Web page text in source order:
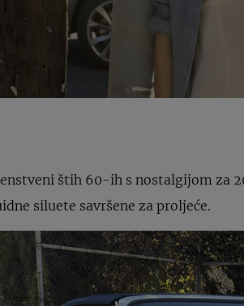
štih 60-ih s nostalgijom za
siluete savršene za proljeće.